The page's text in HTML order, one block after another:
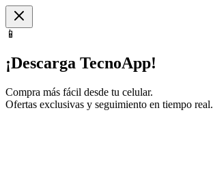
📱
¡Descarga TecnoApp!
Compra más fácil desde tu celular.
Ofertas exclusivas y seguimiento en tiempo real.